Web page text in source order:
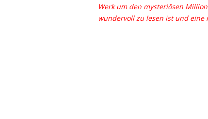
Werk um den mysteriösen
wundervoll zu lesen ist und eine